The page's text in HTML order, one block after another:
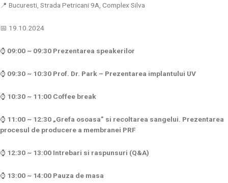
📍 Bucuresti, Strada Petricani 9A, Complex Silva
📅 19.10.2024
⌚ 09:00 ~ 09:30 Prezentarea speakerilor
⌚ 09:30 ~ 10:30 Prof. Dr. Park – Prezentarea implantului UV
⌚ 10:30 ~ 11:00 Coffee break
⌚ 11:00 ~ 12:30 „Grefa osoasa” si recoltarea sangelui. Prezentarea
procesul de producere a membranei PRF
⌚ 12:30 ~ 13:00 Intrebari si raspunsuri (Q&A)
⌚ 13:00 ~ 14:00 Pauza de masa